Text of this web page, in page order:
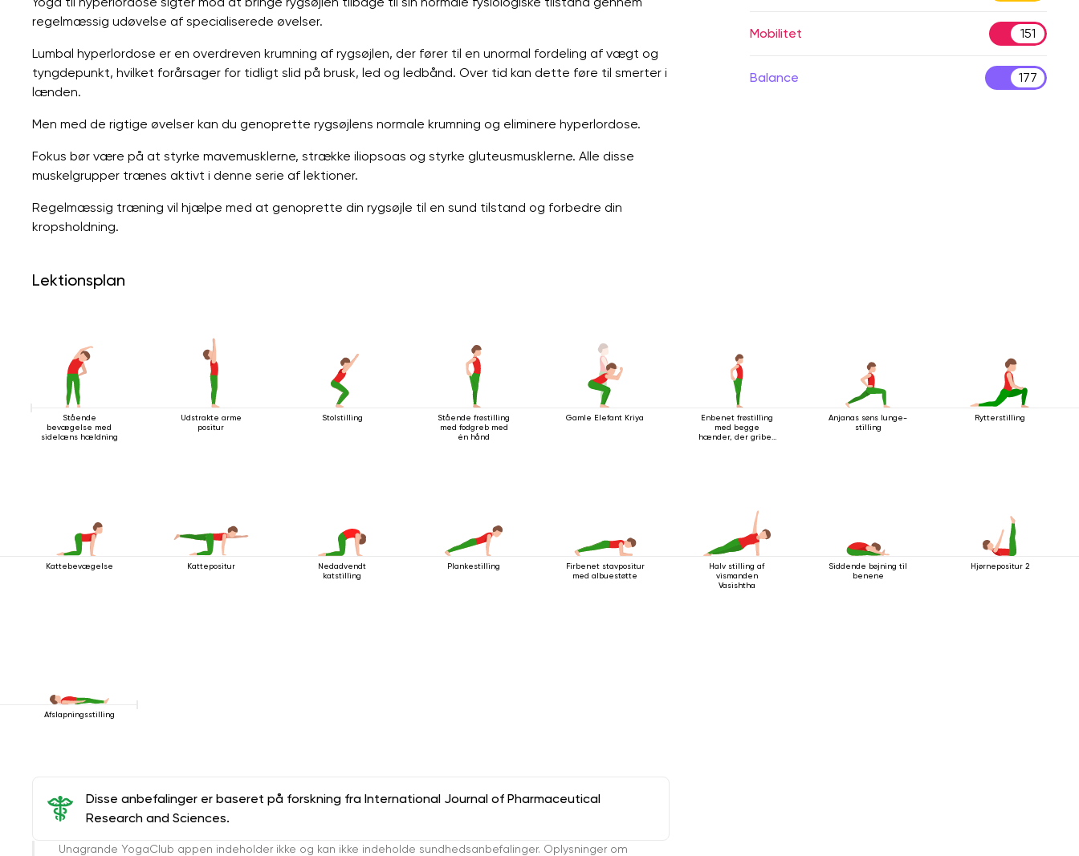
regelmæssig udøvelse af specialiserede øvelser.
Lumbal hyperlordose er en overdreven krumning af rygsøjlen, der fører til en unormal fordeling af vægt og
tyngdepunkt, hvilket forårsager for tidligt slid på brusk, led og ledbånd. Over tid kan dette føre til smerter i
lænden.
Men med de rigtige øvelser kan du genoprette rygsøjlens normale krumning og eliminere hyperlordose.
Fokus bør være på at styrke mavemusklerne, strække iliopsoas og styrke gluteusmusklerne. Alle disse
muskelgrupper trænes aktivt i denne serie af lektioner.
Regelmæssig træning vil hjælpe med at genoprette din rygsøjle til en sund tilstand og forbedre din
kropsholdning.
Mobilitet 151
Balance 177
Lektionsplan
Stående
bevægelse med
sidelæns hældning
Udstrakte arme
positur
Stolstilling
Stående frøstilling
med fodgreb med
én hånd
Gamle Elefant Kriya
Enbenet frøstilling
med begge
hænder, der griber
Anjanas søns lunge-
stilling
Rytterstilling
Kattebevægelse Kattepositur
Nedadvendt
katstilling
Plankestilling
Firbenet stavpositur
med albuestøtte
Halv stilling af
vismanden
Vasishtha
Siddende bøjning til
benene
Hjørnepositur 2
Afslapningsstilling
Disse anbefalinger er baseret på forskning fra International Journal of Pharmaceutical
Research and Sciences.
Unagrande YogaClub appen indeholder ikke og kan ikke indeholde sundhedsanbefalinger. Oplysninger om